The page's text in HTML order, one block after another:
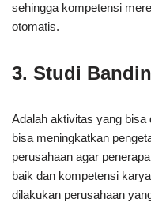
sehingga kompetensi
otomatis.
3. Studi
Adalah aktivitas yang bisa
bisa meningkatkan
perusahaan agar
baik dan kompetensi
dilakukan perusahaan